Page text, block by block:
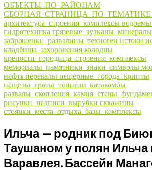
ОБЪЕКТЫ_ПО_РАЙОНАМ
СБОРНАЯ_СТРАНИЦА_ПО_ТЕМАТИКЕ
архитектура_строения_комплексы водоемы
гидротехника
заброшенки_развалины_техноген истоки
кладбища_захоронения колодцы
крепости_городища_строения_комплексы
мемориалы_памятники_знаки_символы
нефть перевалы пещерные_города_крипты
пещеры_гроты_тоннели_катакомбы
рисунки_надписи_вырубки скважины
стоянки_места_отдыха_базы_комплексы
Ильча — родник под
Таушаном у полян Ильча
Варавлея. Бассейн